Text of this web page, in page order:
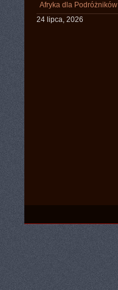
Afryka dla Podróżników
24 lipca, 2026